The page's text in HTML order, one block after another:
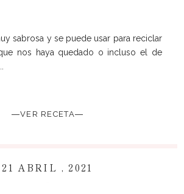
sabrosa y se puede usar para reciclar
nos haya quedado o incluso el de
―VER RECETA―
21 ABRIL , 2021